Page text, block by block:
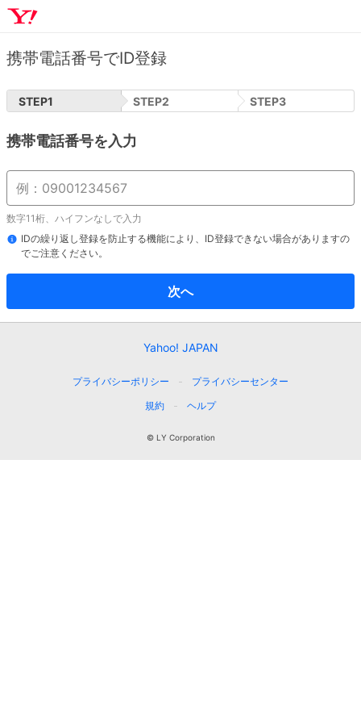
携帯電話番号でID登録
STEP1 STEP2 STEP3
携帯電話番号を入力
数字11桁、ハイフンなしで入力
IDの繰り返し登録を防止する機能により、ID登録できない場合がありますの
でご注意ください。
次へ
Yahoo! JAPAN
プライバシーポリシー
プライバシーセンター
規約
ヘルプ
© LY Corporation